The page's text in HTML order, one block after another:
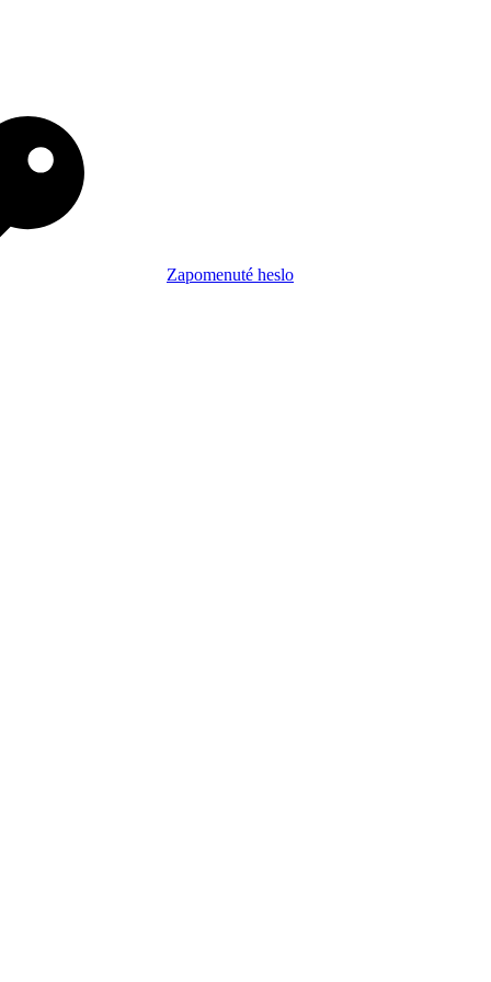
Zapomenuté heslo